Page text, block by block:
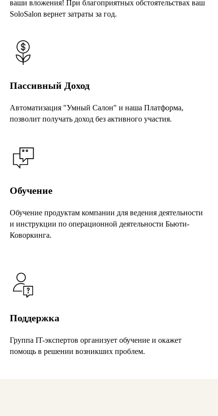
ваши вложения! При благоприятных обстоятельствах ваш
SoloSalon вернет затраты за год.
Пассивный Доход
Автоматизация "Умный Салон" и наша Платформа,
позволит получать доход без активного участия.
Обучение
Обучение продуктам компании для ведения деятельности
и инструкции по операционной деятельности Бьюти-
Коворкинга.
Поддержка
Группа IT-экспертов организует обучение и окажет
помощь в решении возникших проблем.